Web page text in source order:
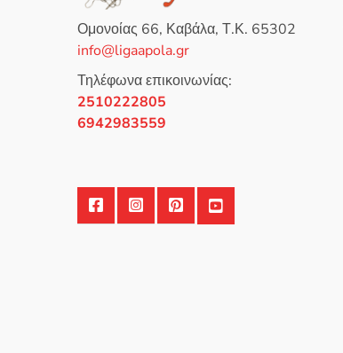
Ομονοίας 66, Καβάλα, Τ.Κ. 65302
info@ligaapola.gr
Τηλέφωνα επικοινωνίας:
2510222805
6942983559